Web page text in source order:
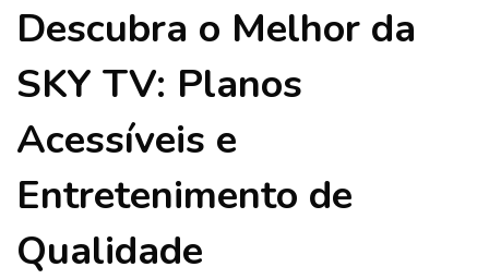
Descubra o Melhor da
SKY TV: Planos
Acessíveis e
Entretenimento de
Qualidade